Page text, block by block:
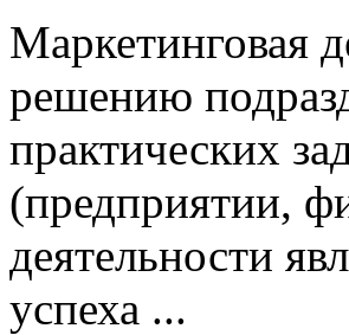
Маркетинговая
решению
практических
(предприятии,
деятельности
успеха ...